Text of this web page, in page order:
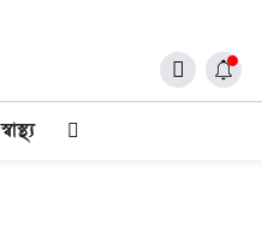
স্বাস্থ্য